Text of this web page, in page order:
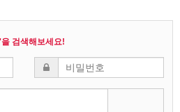
검색해보세요!